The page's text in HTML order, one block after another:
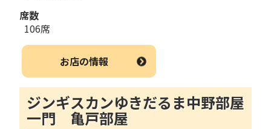
席数
106席
お店の情報
ジンギスカンゆきだるま中野部屋
一門 亀戸部屋